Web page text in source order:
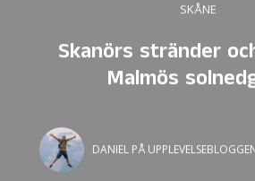
SKÅNE
Skanörs stränder
Malmös
DANIEL PÅ